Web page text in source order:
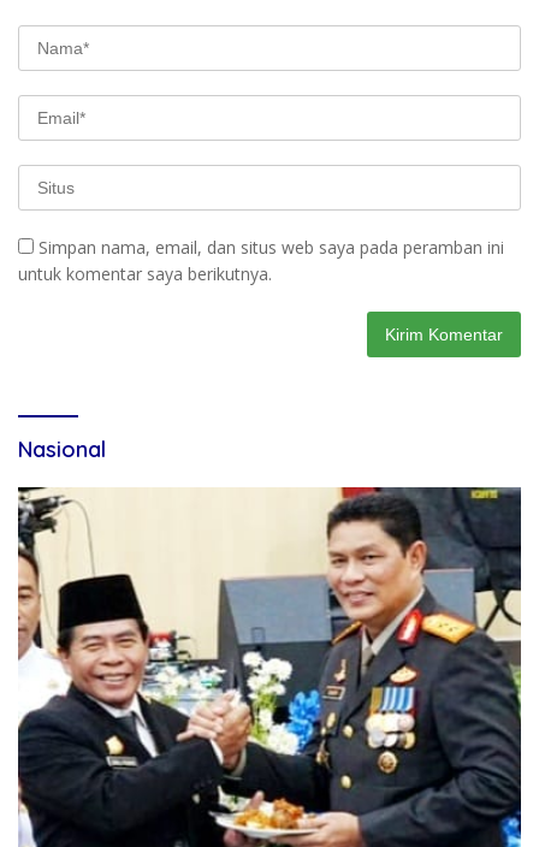
Simpan nama, email, dan situs web saya pada peramban ini
untuk komentar saya berikutnya.
Nasional